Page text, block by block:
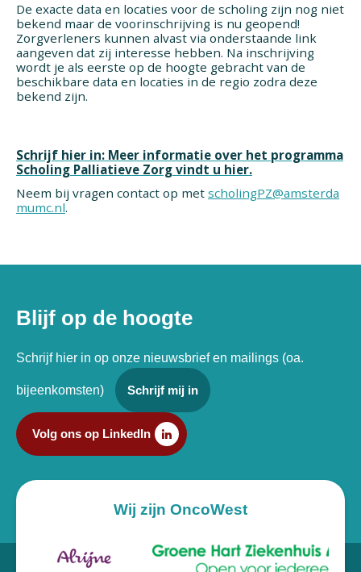
De exacte data en locaties voor de scholing zijn nog niet
bekend maar de voorinschrijving is nu geopend!
Zorgverleners kunnen alvast via onderstaande link
aangeven dat zij interesse hebben. Na inschrijving
wordt je als eerste op de hoogte gebracht van de
beschikbare data en locaties in de regio zodra deze
bekend zijn.
Schrijf hier in: Meer informatie over het programma
Scholing Palliatieve Zorg vindt u hier.
Neem bij vragen contact op met scholingPZ@amsterda
mumc.nl.
Blijf op de hoogte
Schrijf hier in op onze nieuwsbrief en mailings (oa.
bijeenkomsten) Schrijf mij in
Volg ons op LinkedIn
Wij zijn OncoWest